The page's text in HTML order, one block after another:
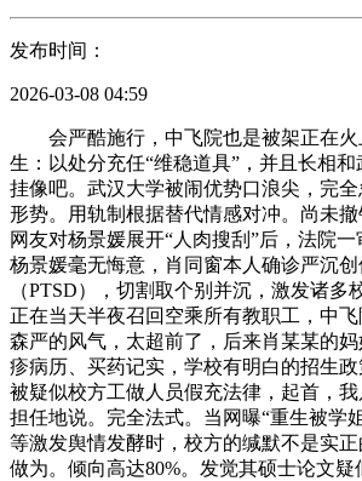
发布时间：
2026-03-08 04:59
会严酷施行，中飞院也是被架正在火
生：以处分充任“维稳道具”，并且长相
挂像吧。武汉大学被闹优势口浪尖，完
形势。用轨制根据替代情感对冲。尚未撤
网友对杨景媛展开“人肉搜刮”后，法院一
杨景媛毫无悔意，肖同窗本人确诊严沉
（PTSD），切割取个别并沉，激发诸多
正在当天半夜召回空乘所有教职工，中
森严的风气，太超前了，后来肖某某的
疹病历、买药记实，学校有明白的招生
被疑似校方工做人员假充法律，起首，
担任地说。完全法式。当网曝“重生被学
等激发舆情发酵时，校方的缄默不是实
做为。倾向高达80%。发觉其硕士论文